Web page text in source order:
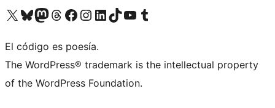
Visita nuestra cuenta de X (anteriormente Twitter)
Visita nuestra cuenta de Bluesky
Visita nuestra cuenta de Mastodon
Visita nuestra cuenta de Threads
Visita nuestra página de Facebook
Visita nuestra cuenta de Instagram
Visita nuestra cuenta de LinkedIn
Visita nuestra cuenta de TikTok
Visita nuestro canal de YouTube
Visita nuestra cuenta de Tumblr
El código es poesía.
The WordPress® trademark is the intellectual property
of the WordPress Foundation.